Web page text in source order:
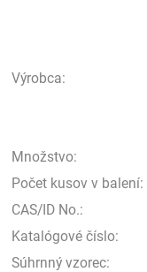
Výrobca:
Množstvo:
Počet kusov v balení:
CAS/ID No.:
Katalógové číslo:
Súhrnný vzorec: